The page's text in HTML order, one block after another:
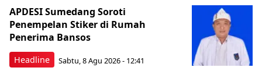
Headline
APDESI Sumedang Soroti
Penempelan Stiker di Rumah
Penerima Bansos
Sabtu, 8 Agu 2026 - 12:41